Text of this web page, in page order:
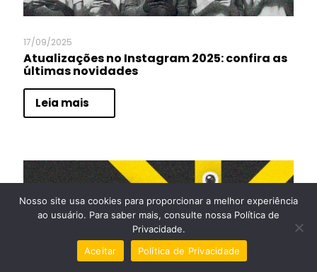
17/09/2025
Atualizações no Instagram 2025: confira as
últimas novidades
Leia mais
Nosso site usa cookies para proporcionar a melhor experiência
ao usuário. Para saber mais, consulte nossa Política de
Privacidade.
Aceitar
Política de Privacidade